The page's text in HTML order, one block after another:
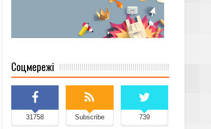
Соцмережі
31758 Subscribe 739